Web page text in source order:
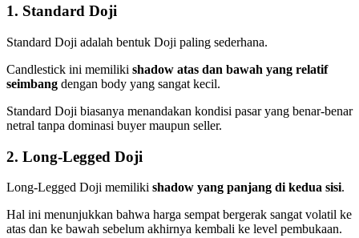
1. Standard Doji
Standard Doji adalah bentuk Doji paling sederhana.
Candlestick ini memiliki shadow atas dan bawah yang relatif
seimbang dengan body yang sangat kecil.
Standard Doji biasanya menandakan kondisi pasar yang benar-benar
netral tanpa dominasi buyer maupun seller.
2. Long-Legged Doji
Long-Legged Doji memiliki shadow yang panjang di kedua sisi.
Hal ini menunjukkan bahwa harga sempat bergerak sangat volatil ke
atas dan ke bawah sebelum akhirnya kembali ke level pembukaan.